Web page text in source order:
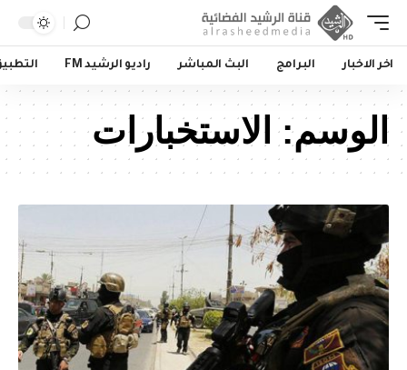
اخر الاخبار البرامج البث المباشر راديو الرشيد FM
الوسم: الاستخبارات